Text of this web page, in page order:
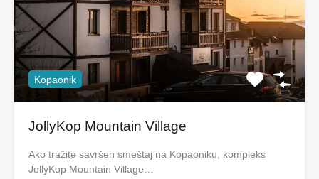
Kopaonik
JollyKop Mountain Village
Ako tražite savršen smeštaj na Kopaoniku, kompleks
JollyKop Mountain Village…